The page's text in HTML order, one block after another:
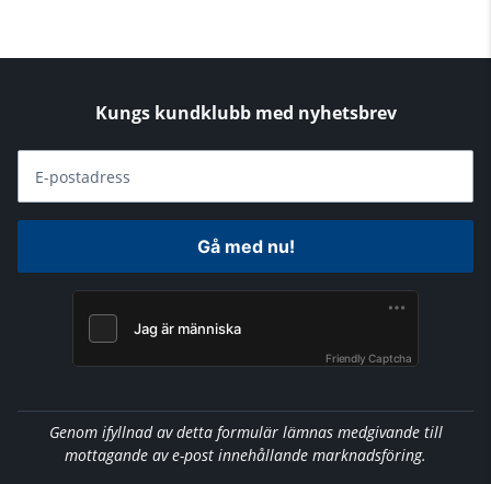
Kungs kundklubb med nyhetsbrev
E-postadress
Gå med nu!
Friendly Captcha
Genom ifyllnad av detta formulär lämnas medgivande till
mottagande av e-post innehållande marknadsföring.